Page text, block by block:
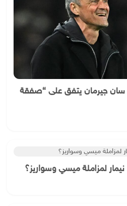
جيرمان يتفق على “صفقة